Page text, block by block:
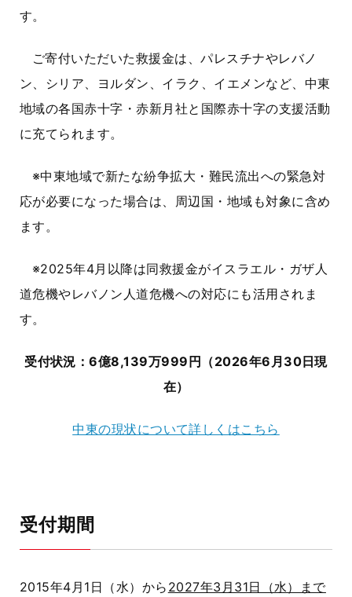
す。
ご寄付いただいた救援金は、パレスチナやレバノ
ン、シリア、ヨルダン、イラク、イエメンなど、中東
地域の各国赤十字・赤新月社と国際赤十字の支援活動
に充てられます。
※中東地域で新たな紛争拡大・難民流出への緊急対
応が必要になった場合は、周辺国・地域も対象に含め
ます。
※2025年4月以降は同救援金がイスラエル・ガザ人
道危機やレバノン人道危機への対応にも活用されま
す。
受付状況：6億8,139万999円（2026年6月30日現
在）
中東の現状について詳しくはこちら
受付期間
2015年4月1日（水）から 2027年3月31日（水）まで